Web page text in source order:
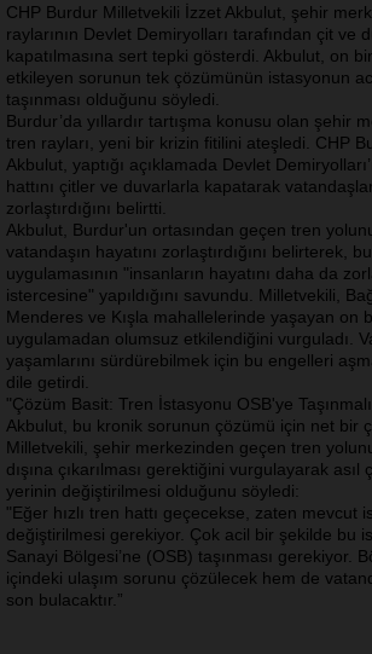
CHP Burdur Milletvekili İzzet Akbulut, şehir
raylarının Devlet Demiryolları tarafından çit ve
kapatılmasına sert tepki gösterdi. Akbulut, on
etkileyen sorunun tek çözümünün istasyonun
taşınması olduğunu söyledi.
Burdur’da yıllardır tartışma konusu olan şehir
tren rayları, yeni bir krizin fitilini ateşledi. CHP
Akbulut, yaptığı açıklamada Devlet
hattını çitler ve duvarlarla kapatarak
zorlaştırdığını belirtti.
Akbulut, Burdur'un ortasından geçen tren
vatandaşın hayatını zorlaştırdığını belirterek,
uygulamasının "insanların hayatını daha da
istercesine" yapıldığını savundu. Milletvekili,
Menderes ve Kışla mahallelerinde yaşayan on
uygulamadan olumsuz etkilendiğini vurguladı.
yaşamlarını sürdürebilmek için bu engelleri
dile getirdi.
"Çözüm Basit: Tren İstasyonu OSB'ye
Akbulut, bu kronik sorunun çözümü için net bir
Milletvekili, şehir merkezinden geçen tren
dışına çıkarılması gerektiğini vurgulayarak
yerinin değiştirilmesi olduğunu söyledi:
"Eğer hızlı tren hattı geçecekse, zaten mevcut
değiştirilmesi gerekiyor. Çok acil bir şekilde bu
Sanayi Bölgesi’ne (OSB) taşınması gerekiyor.
içindeki ulaşım sorunu çözülecek hem de
son bulacaktır.”